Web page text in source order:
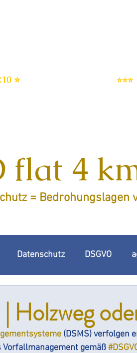
⭐ ⭐⭐⭐
flat 4
= Bedrohungslagen
Datenschutz DSGVO
Holzweg
(DSMS) verfolgen
gemäß